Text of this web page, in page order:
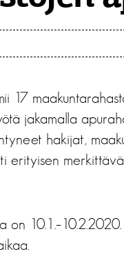
17
jakamalla
hakijat,
erityisen
on